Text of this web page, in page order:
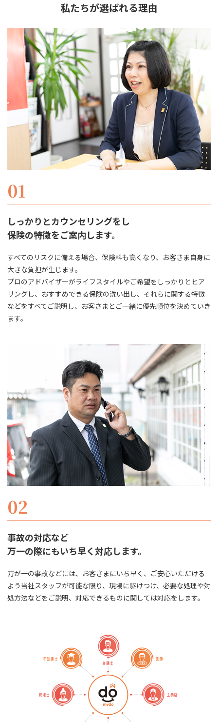
私たちが選ばれる理由
01
しっかりとカウンセリングをし
​​​​​​​保険の特徴をご案内します。
すべてのリスクに備える場合、保険料も高くなり、お客さま自身に
大きな負担が生じます。
​​​​​​​プロのアドバイザーがライフスタイルやご希望をしっかりとヒア
リングし、おすすめできる保険の洗い出し、それらに関する特徴
などをすべてご説明し、お客さまとご一緒に優先順位を決めていき
ます。
02
事故の対応など
​​​​​​​万一の際にもいち早く対応します。
万が一の事故などには、お客さまにいち早く、ご安心いただける
よう当社スタッフが可能な限り、現場に駆けつけ、必要な処理や対
処方法などをご説明、対応できるものに関しては対応をします。